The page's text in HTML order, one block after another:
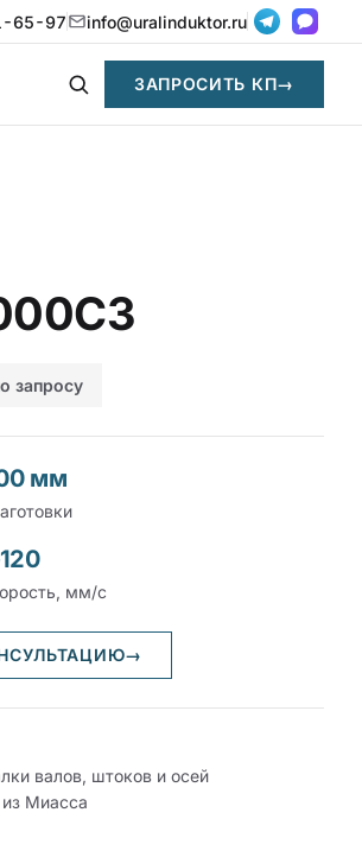
65-97 info@uralinduktor.ru
ЗАПРОСИТЬ КП→
запросу
мм
мм/с
→
валов, штоков и осей
Миасса